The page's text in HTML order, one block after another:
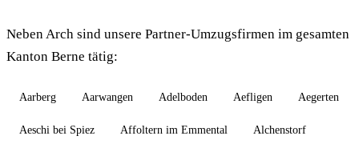
Neben Arch sind unsere Partner-Umzugsfirmen im gesamten
Kanton Berne tätig:
Aarberg Aarwangen Adelboden Aefligen Aegerten
Aeschi bei Spiez Affoltern im Emmental Alchenstorf